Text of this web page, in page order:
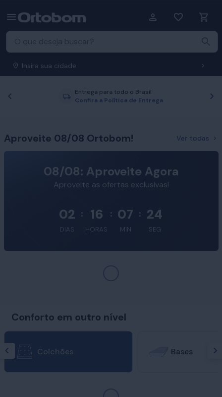
Insira sua cidade
Entrega para todo o Brasil
Confira a Política de Entrega
Anterior
Aproveite 08/08 Ortobom! Ver todas
08/08: Aproveite Agora
Aproveite as ofertas exclusivas!
02
DIAS
: 16
HORAS
: 07
MIN
: 23
SEG
Conforto em outro nível
Colchões Bases